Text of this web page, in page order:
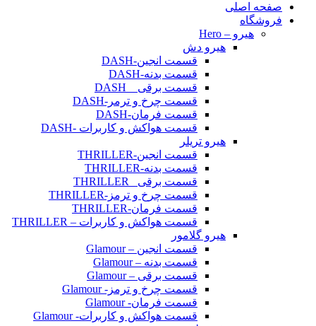
صفحه اصلی
فروشگاه
هیرو – Hero
هیرو دش
قسمت انجین-DASH
قسمت بدنه-DASH
قسمت برقی _ DASH
قسمت چرخ و ترمر-DASH
قسمت فرمان-DASH
قسمت هواکش و کاربرات -DASH
هیرو تریلر
قسمت انجین-THRILLER
قسمت بدنه-THRILLER
قسمت برقی _THRILLER
قسمت چرخ و ترمز-THRILLER
قسمت فرمان-THRILLER
قسمت هواکش و کاربرات – THRILLER
هیرو گلامور
قسمت انجین – Glamour
قسمت بدنه – Glamour
قسمت برقی – Glamour
قسمت چرخ و ترمز- Glamour
قسمت فرمان- Glamour
قسمت هواکش و کاربرات- Glamour